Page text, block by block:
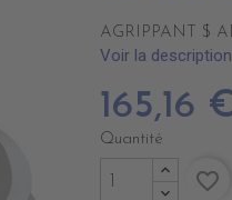
AGRIPPANT $
Voir la description
165,16
Quantité
favorite_border